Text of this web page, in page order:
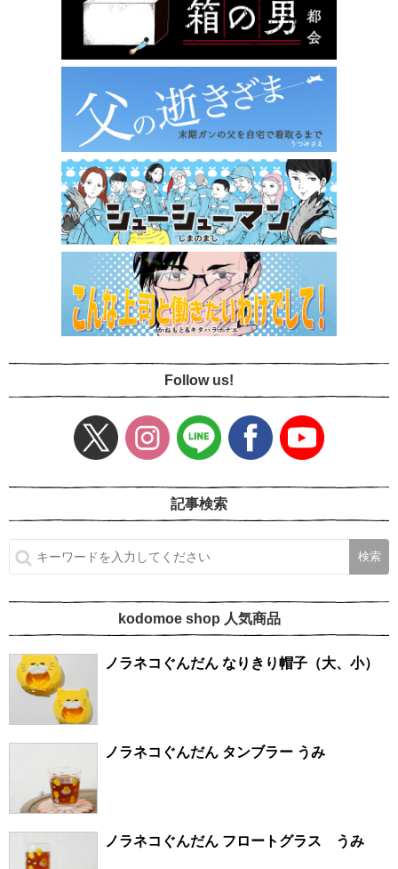
Follow us!
記事検索
kodomoe shop 人気商品
ノラネコぐんだん なりきり帽子（大、小）
ノラネコぐんだん タンブラー うみ
ノラネコぐんだん フロートグラス うみ